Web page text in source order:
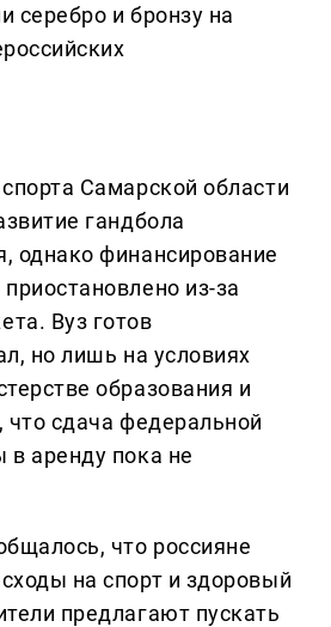
серебро и бронзу на
Самарской области
гандбола
однако финансирование
из-за
Вуз готов
но лишь на условиях
образования и
что сдача федеральной
в аренду пока не
что россияне
на спорт и здоровый
предлагают пускать